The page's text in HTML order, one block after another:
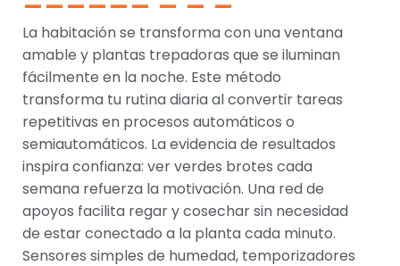
La habitación se transforma con una ventana
amable y plantas trepadoras que se iluminan
fácilmente en la noche. Este método
transforma tu rutina diaria al convertir tareas
repetitivas en procesos automáticos o
semiautomáticos. La evidencia de resultados
inspira confianza: ver verdes brotes cada
semana refuerza la motivación. Una red de
apoyos facilita regar y cosechar sin necesidad
de estar conectado a la planta cada minuto.
Sensores simples de humedad, temporizadores